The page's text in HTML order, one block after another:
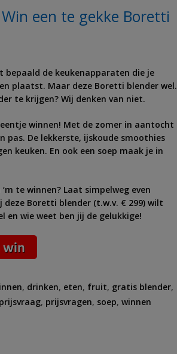
Win een te gekke Boretti
bepaald de keukenapparaten die je
plaatst. Maar deze Boretti blender wel.
te krijgen? Wij denken van niet.
eentje winnen! Met de zomer in aantocht
pas. De lekkerste, ijskoude smoothies
keuken. En ook een soep maak je in
te winnen? Laat simpelweg even
Boretti blender (t.w.v. € 299) wilt
en wie weet ben jij de gelukkige!
, drinken, eten, fruit, gratis blender,
prijsvraag, prijsvragen, soep, winnen